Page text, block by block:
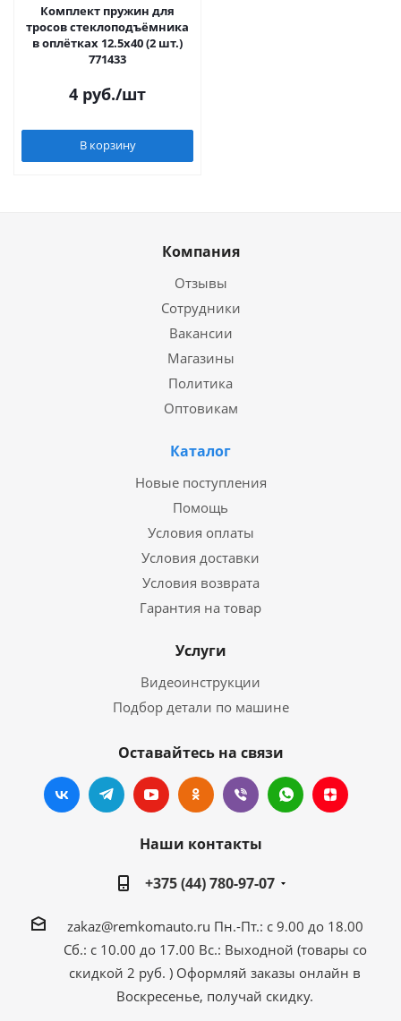
Комплект пружин для
тросов стеклоподъёмника
в оплётках 12.5x40 (2 шт.)
771433
4 руб./шт
В корзину
Компания
Отзывы
Сотрудники
Вакансии
Магазины
Политика
Оптовикам
Каталог
Новые поступления
Помощь
Условия оплаты
Условия доставки
Условия возврата
Гарантия на товар
Услуги
Видеоинструкции
Подбор детали по машине
Оставайтесь на связи
Наши контакты
+375 (44) 780-97-07
zakaz@remkomauto.ru Пн.-Пт.: с 9.00 до 18.00
Сб.: с 10.00 до 17.00 Вс.: Выходной (товары со
скидкой 2 руб. ) Оформляй заказы онлайн в
Воскресенье, получай скидку.